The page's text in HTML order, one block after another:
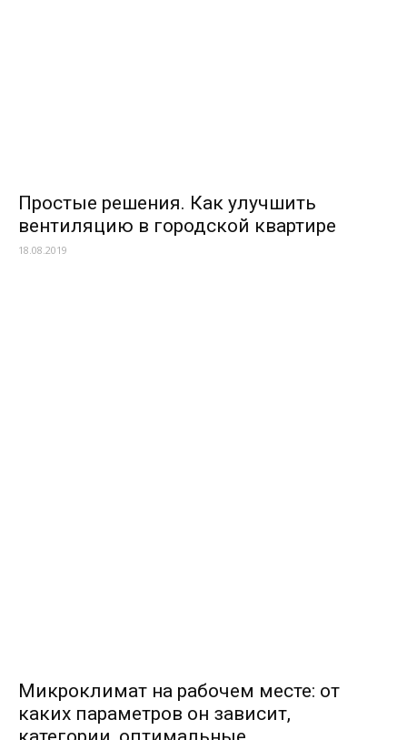
Простые решения. Как улучшить
вентиляцию в городской квартире
18.08.2019
Микроклимат на рабочем месте: от
каких параметров он зависит,